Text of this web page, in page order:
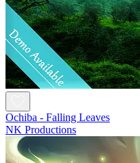
Ochiba - Falling Leaves
NK Productions